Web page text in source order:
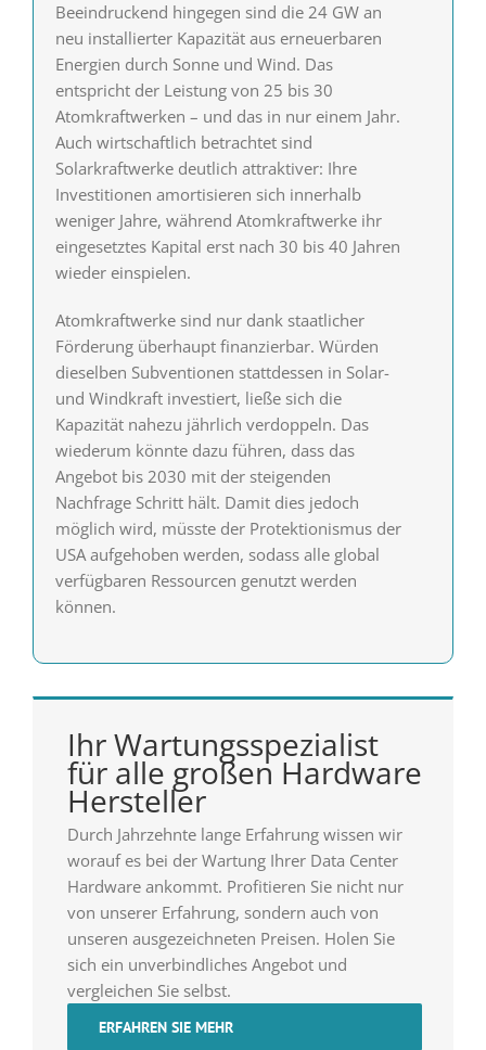
Beeindruckend hingegen sind die 24 GW an
neu installierter Kapazität aus erneuerbaren
Energien durch Sonne und Wind. Das
entspricht der Leistung von 25 bis 30
Atomkraftwerken – und das in nur einem Jahr.
Auch wirtschaftlich betrachtet sind
Solarkraftwerke deutlich attraktiver: Ihre
Investitionen amortisieren sich innerhalb
weniger Jahre, während Atomkraftwerke ihr
eingesetztes Kapital erst nach 30 bis 40 Jahren
wieder einspielen.
Atomkraftwerke sind nur dank staatlicher
Förderung überhaupt finanzierbar. Würden
dieselben Subventionen stattdessen in Solar-
und Windkraft investiert, ließe sich die
Kapazität nahezu jährlich verdoppeln. Das
wiederum könnte dazu führen, dass das
Angebot bis 2030 mit der steigenden
Nachfrage Schritt hält. Damit dies jedoch
möglich wird, müsste der Protektionismus der
USA aufgehoben werden, sodass alle global
verfügbaren Ressourcen genutzt werden
können.
Ihr Wartungsspezialist
für alle großen Hardware
Hersteller
Durch Jahrzehnte lange Erfahrung wissen wir
worauf es bei der Wartung Ihrer Data Center
Hardware ankommt. Profitieren Sie nicht nur
von unserer Erfahrung, sondern auch von
unseren ausgezeichneten Preisen. Holen Sie
sich ein unverbindliches Angebot und
vergleichen Sie selbst.
ERFAHREN SIE MEHR